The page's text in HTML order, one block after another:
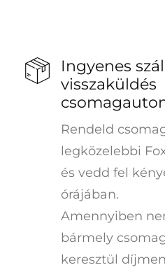
Ingyenes
visszaküldés
Rendeld
legközelebbi
és vedd fel
órájában.
Amennyiben
bármely
keresztül